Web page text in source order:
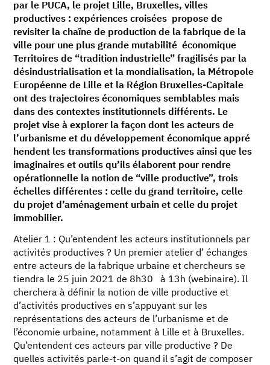
par le PUCA, le projet Lille, Bruxelles, villes
productives : expériences croisées propose de
revisiter la chaîne de production de la fabrique de la
ville pour une plus grande mutabilité économique
Territoires de “tradition industrielle” fragilisés par la
désindustrialisation et la mondialisation, la Métropole
Européenne de Lille et la Région Bruxelles-Capitale
ont des trajectoires économiques semblables mais
dans des contextes institutionnels différents. Le
projet vise à explorer la façon dont les acteurs de
l’urbanisme et du développement économique appré
hendent les transformations productives ainsi que les
imaginaires et outils qu’ils élaborent pour rendre
opérationnelle la notion de “ville productive”, trois
échelles différentes : celle du grand territoire, celle
du projet d’aménagement urbain et celle du projet
immobilier.
Atelier 1 : Qu’entendent les acteurs institutionnels par
activités productives ? Un premier atelier d’ échanges
entre acteurs de la fabrique urbaine et chercheurs se
tiendra le 25 juin 2021 de 8h30 à 13h (webinaire). Il
cherchera à définir la notion de ville productive et
d’activités productives en s’appuyant sur les
représentations des acteurs de l’urbanisme et de
l’économie urbaine, notamment à Lille et à Bruxelles.
Qu’entendent ces acteurs par ville productive ? De
quelles activités parle-t-on quand il s’agit de composer